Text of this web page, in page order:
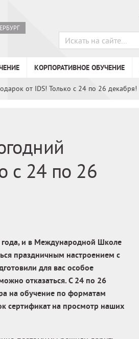
КОРПОРАТИВНОЕ ОБУЧЕНИЕ
от IDS! Только с 24 по 26 декабря!
с 24 по 26
и в Международной Школе
праздничным настроением с
для вас особое
отказаться. С 24 по 26
на обучение по форматам
сертификат на просмотр наших